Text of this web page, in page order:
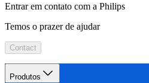
Entrar em contato com a Philips
Temos o prazer de ajudar
Contact
Produtos